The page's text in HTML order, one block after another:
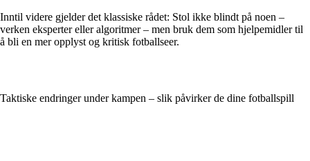
Inntil videre gjelder det klassiske rådet: Stol ikke blindt på noen –
verken eksperter eller algoritmer – men bruk dem som hjelpemidler til
å bli en mer opplyst og kritisk fotballseer.
Taktiske endringer under kampen – slik påvirker de dine fotballspill